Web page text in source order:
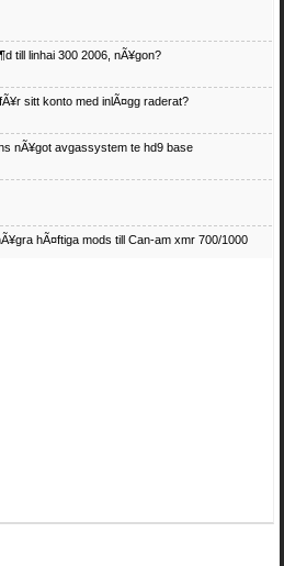
till linhai 300 2006, nÃ¥gon?
sitt konto med inlÃ¤gg raderat?
nÃ¥got avgassystem te hd9 base
hÃ¤ftiga mods till Can-am xmr 700/1000
fyrhjulingar. Jag betalar bra och du kan nÃ¥ mig
ifall du har en som du vill sÃ¤lja
500 EFI
fyrhjulingar. Jag betalar bra och du kan nÃÂ¥